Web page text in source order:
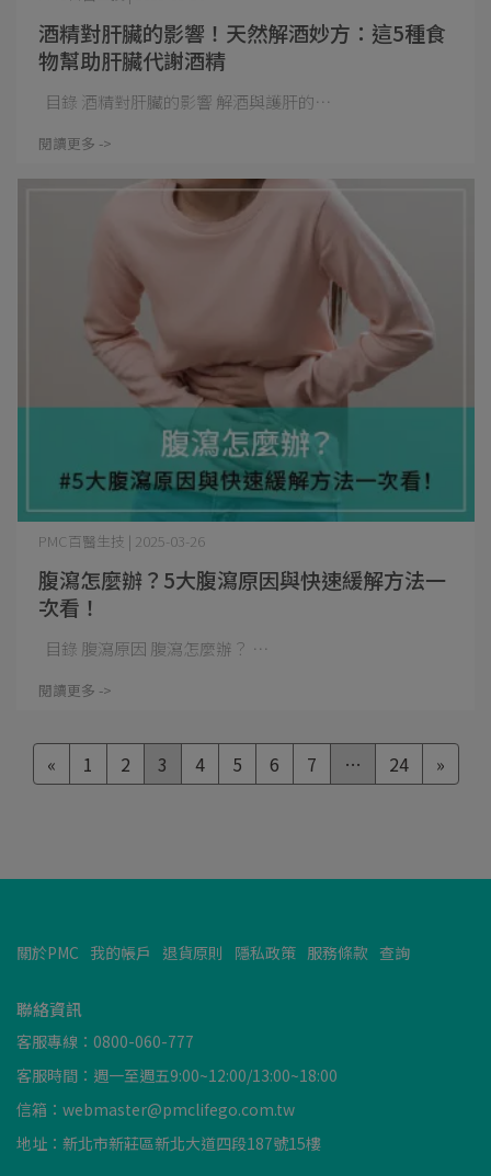
酒精對肝臟的影響！天然解酒妙方：這5種食
物幫助肝臟代謝酒精
目錄 酒精對肝臟的影響 解酒與護肝的⋯
閱讀更多 ->
腹瀉怎麼辦？5大腹瀉原因與快速緩解方法一
次看！
PMC百醫生技 | 2025-03-26
目錄 腹瀉原因 腹瀉怎麼辦？ ⋯
閱讀更多 ->
« 1 2 3 4 5 6 7 … 24 »
關於PMC 我的帳戶 退貨原則 隱私政策 服務條款 查詢
聯絡資訊
客服專線：0800-060-777
客服時間：週一至週五9:00~12:00/13:00~18:00
信箱：webmaster@pmclifego.com.tw
地址：新北市新莊區新北大道四段187號15樓